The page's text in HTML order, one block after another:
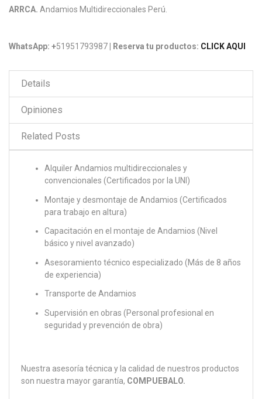
ARRCA. Andamios Multidireccionales Perú.
WhatsApp: +51951793987 | Reserva tu productos: CLICK AQUI
Details
Opiniones
Related Posts
Alquiler Andamios multidireccionales y
convencionales (Certificados por la UNI)
Montaje y desmontaje de Andamios (Certificados
para trabajo en altura)
Capacitación en el montaje de Andamios (Nivel
básico y nivel avanzado)
Asesoramiento técnico especializado (Más de 8 años
de experiencia)
Transporte de Andamios
Supervisión en obras (Personal profesional en
seguridad y prevención de obra)
Nuestra asesoría técnica y la calidad de nuestros productos
son nuestra mayor garantía, COMPUEBALO.